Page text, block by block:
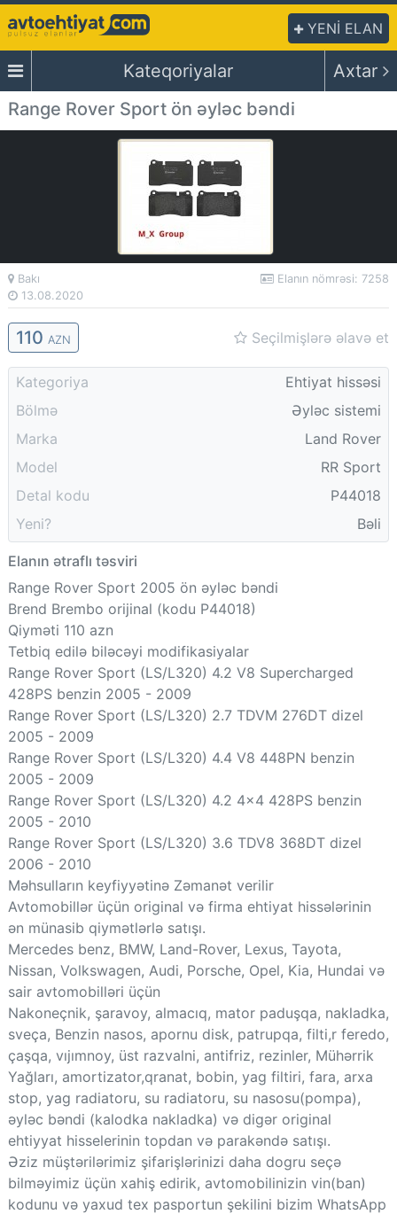
YENİ ELAN
Kateqoriyalar
Axtar
Range Rover Sport ön əyləc bəndi
Bakı
13.08.2020
Elanın nömrəsi: 7258
110 AZN Seçilmişlərə əlavə et
Kategoriya
Ehtiyat hissəsi
Bölmə
Əyləc sistemi
Marka
Land Rover
Model
RR Sport
Detal kodu
P44018
Yeni?
Bəli
Elanın ətraflı təsviri
Range Rover Sport 2005 ön əyləc bəndi
Brend Brembo orijinal (kodu P44018)
Qiyməti 110 azn
Tetbiq edilə biləcəyi modifikasiyalar
Range Rover Sport (LS/L320) 4.2 V8 Supercharged
428PS benzin 2005 - 2009
Range Rover Sport (LS/L320) 2.7 TDVM 276DT dizel
2005 - 2009
Range Rover Sport (LS/L320) 4.4 V8 448PN benzin
2005 - 2009
Range Rover Sport (LS/L320) 4.2 4x4 428PS benzin
2005 - 2010
Range Rover Sport (LS/L320) 3.6 TDV8 368DT dizel
2006 - 2010
Məhsulların keyfiyyətinə Zəmanət verilir
Avtomobillər üçün original və firma ehtiyat hissələrinin
ən münasib qiymətlərlə satışı.
Mercedes benz, BMW, Land-Rover, Lexus, Tayota,
Nissan, Volkswagen, Audi, Porsche, Opel, Kia, Hundai və
sair avtomobilləri üçün
Nakoneçnik, şaravoy, almacıq, mator paduşqa, nakladka,
sveça, Benzin nasos, apornu disk, patrupqa, filti,r feredo,
çaşqa, vıjımnoy, üst razvalni, antifriz, rezinler, Mühərrik
Yağları, amortizator,qranat, bobin, yag filtiri, fara, arxa
stop, yag radiatoru, su radiatoru, su nasosu(pompa),
əyləc bəndi (kalodka nakladka) və digər original
ehtiyyat hisselerinin topdan və parakəndə satışı.
Əziz müştərilərimiz şifarişlərinizi daha dogru seçə
bilməyimiz üçün xahiş edirik, avtomobilinizin vin(ban)
kodunu və yaxud tex pasportun şekilini bizim WhatsApp